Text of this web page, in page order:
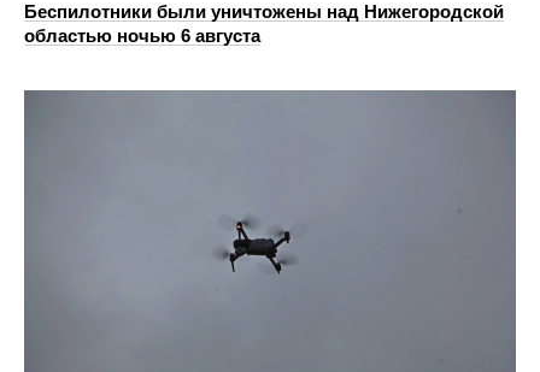
Беспилотники были уничтожены над Нижегородской
областью ночью 6 августа